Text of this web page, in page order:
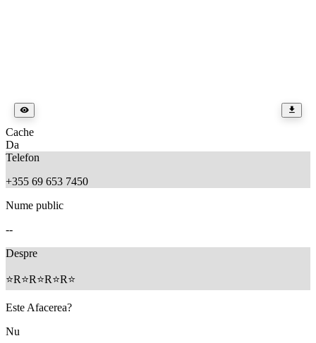
Cache
Da
Telefon
+355 69 653 7450
Nume public
--
Despre
⭐R⭐R⭐R⭐R⭐
Este Afacerea?
Nu